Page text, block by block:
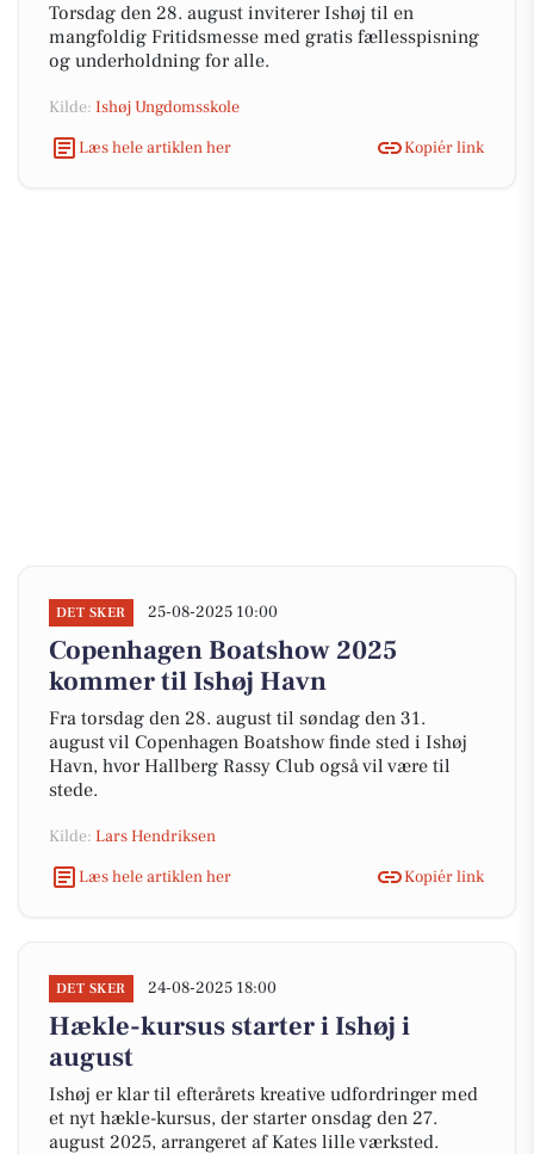
Torsdag den 28. august inviterer Ishøj til en
mangfoldig Fritidsmesse med gratis fællesspisning
og underholdning for alle.
Kilde: Ishøj Ungdomsskole
Læs hele artiklen her
Kopiér link
DET SKER 25-08-2025 10:00
Copenhagen Boatshow 2025
kommer til Ishøj Havn
Fra torsdag den 28. august til søndag den 31.
august vil Copenhagen Boatshow finde sted i Ishøj
Havn, hvor Hallberg Rassy Club også vil være til
stede.
Kilde: Lars Hendriksen
Læs hele artiklen her
Kopiér link
DET SKER 24-08-2025 18:00
Hækle-kursus starter i Ishøj i
august
Ishøj er klar til efterårets kreative udfordringer med
et nyt hækle-kursus, der starter onsdag den 27.
august 2025, arrangeret af Kates lille værksted.